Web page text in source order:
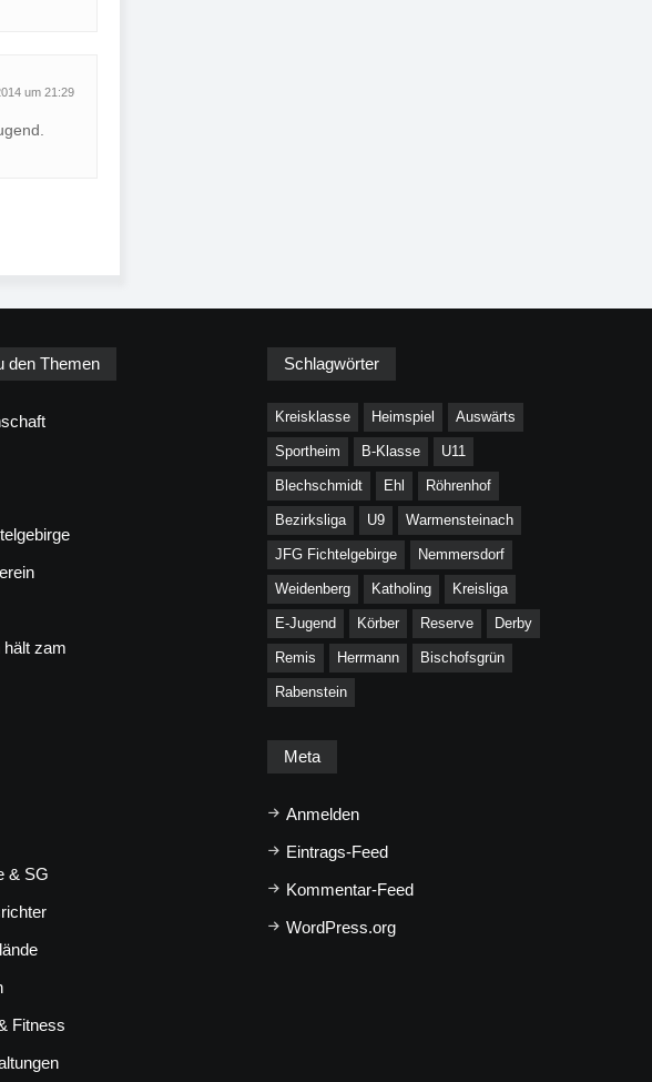
um 21:29
den Themen
zam
& SG
Fitness
Schlagwörter
Kreisklasse Heimspiel Auswärts
Sportheim B-Klasse U11
Blechschmidt Ehl Röhrenhof
Bezirksliga U9 Warmensteinach
JFG Fichtelgebirge Nemmersdorf
Weidenberg Katholing Kreisliga
E-Jugend Körber Reserve Derby
Remis Herrmann Bischofsgrün
Rabenstein
Meta
Anmelden
Eintrags-Feed
Kommentar-Feed
WordPress.org